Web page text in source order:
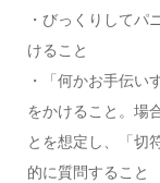
・びっくりしてパ
けること
・「何かお手伝い
をかけること。場
とを想定し、「切
的に質問すること